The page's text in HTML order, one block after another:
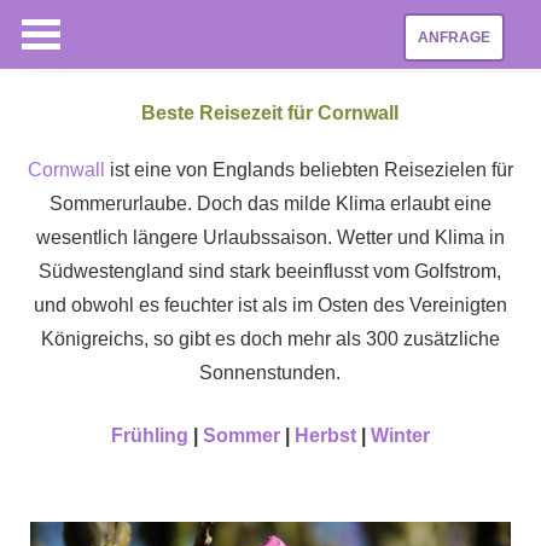
ANFRAGE
Beste Reisezeit für Cornwall
Cornwall
ist eine von Englands beliebten Reisezielen für
Sommerurlaube. Doch das milde Klima erlaubt eine
wesentlich längere Urlaubssaison. Wetter und Klima in
Südwestengland sind stark beeinflusst vom Golfstrom,
und obwohl es feuchter ist als im Osten des Vereinigten
Königreichs, so gibt es doch mehr als 300 zusätzliche
Sonnenstunden.
Frühling Sommer| Herbst| Winter